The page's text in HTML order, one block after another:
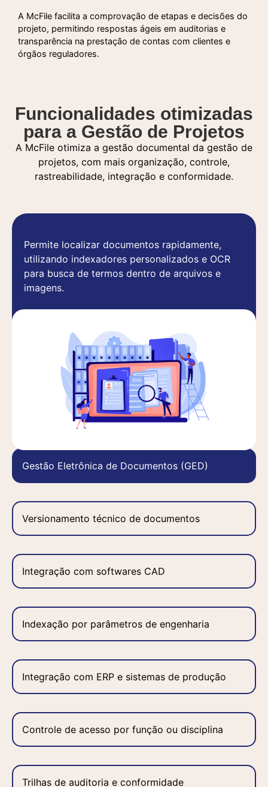
A McFile facilita a comprovação de etapas e decisões do
projeto, permitindo respostas ágeis em auditorias e
transparência na prestação de contas com clientes e
órgãos reguladores.
Funcionalidades otimizadas
para a Gestão de Projetos
A McFile otimiza a gestão documental da gestão de
projetos, com mais organização, controle,
rastreabilidade, integração e conformidade.
Gestão Eletrônica de Documentos (GED)
Versionamento técnico de documentos
Integração com softwares CAD
Indexação por parâmetros de engenharia
Integração com ERP e sistemas de produção
Controle de acesso por função ou disciplina
Trilhas de auditoria e conformidade
Permite localizar documentos rapidamente,
utilizando indexadores personalizados e OCR
para busca de termos dentro de arquivos e
imagens.